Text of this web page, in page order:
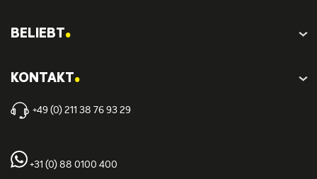
BELIEBT.
KONTAKT.
+49 (0) 211 38 76 93 29
+31 (0) 88 0100 400